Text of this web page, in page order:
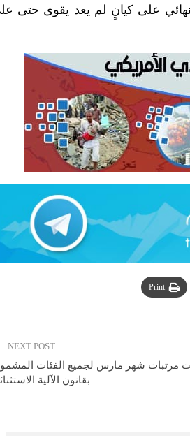
على كيانٍ لم يعد يقوى حتى
Print
NEXT POST
مرتبات شهر مارس لجميع الفئات
بقانون الآلية